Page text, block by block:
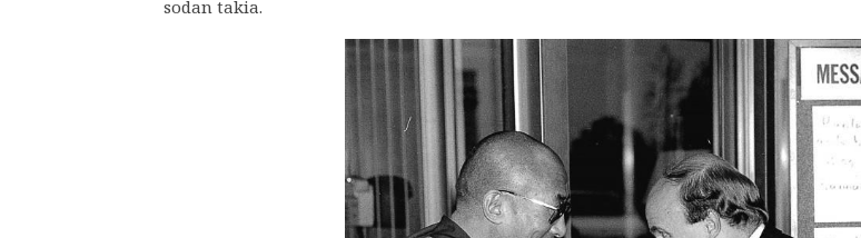
sodan takia.